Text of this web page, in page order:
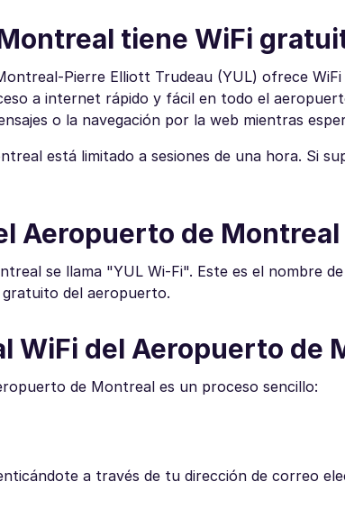
tiene WiFi
Pierre Elliott Trudeau (YUL) ofrece
a internet rápido y fácil en todo el
o la navegación por la web mientras
está limitado a sesiones de una hora. Si
Aeropuerto de Montreal
se llama "YUL Wi-Fi". Este es el nombre
del aeropuerto.
WiFi del Aeropuerto de
de Montreal es un proceso sencillo:
a través de tu dirección de correo